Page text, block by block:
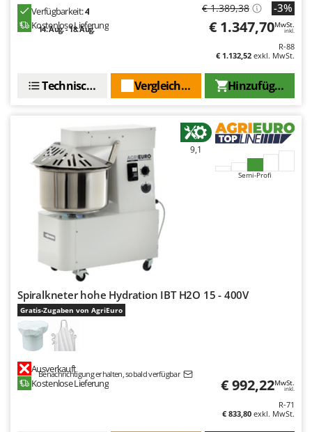
Verfügbarkeit:4
Kostenlose Lieferung
14. Aug. - 18. Aug.
€ 1.389,38 -3%
€ 1.347,70MwSt.
inkl.
R-88
€ 1.132,52 exkl. MwSt.
Hinzufügen
Vergleichen Sie
Technische Daten
9,1
Semi-Profi
Spiralkneter hohe Hydration IBT H2O 15 - 400V
Gratis-Zugaben von AgriEuro
Ausverkauft
Benachrichtigung erhalten, sobald verfügbar
Kostenlose Lieferung € 992,22MwSt.
inkl.
R-71
€ 833,80 exkl. MwSt.